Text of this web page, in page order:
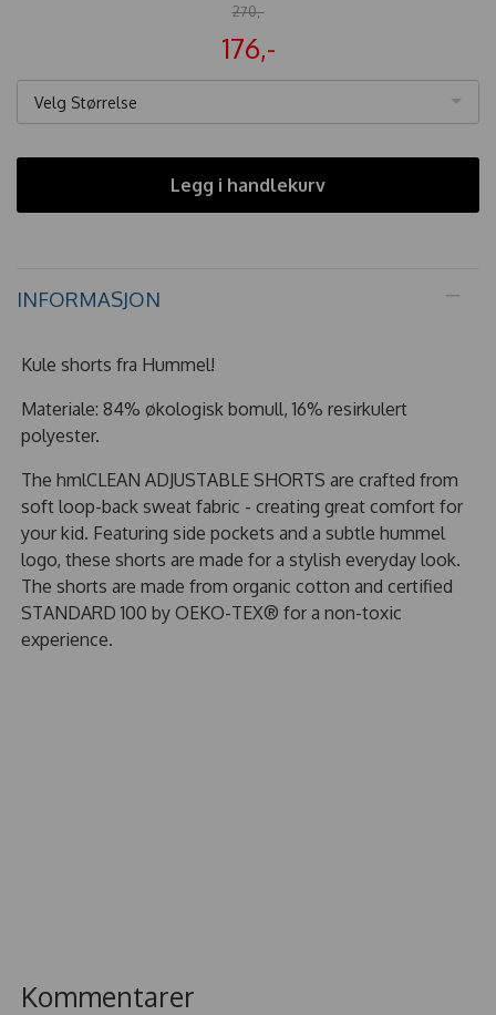
270,-
176,-
Velg Størrelse
Legg i handlekurv
INFORMASJON
Kule shorts fra Hummel!
Materiale: 84% økologisk bomull, 16% resirkulert
polyester.
The hmlCLEAN ADJUSTABLE SHORTS are crafted from
soft loop-back sweat fabric - creating great comfort for
your kid. Featuring side pockets and a subtle hummel
logo, these shorts are made for a stylish everyday look.
The shorts are made from organic cotton and certified
STANDARD 100 by OEKO-TEX® for a non-toxic
experience.
Kommentarer